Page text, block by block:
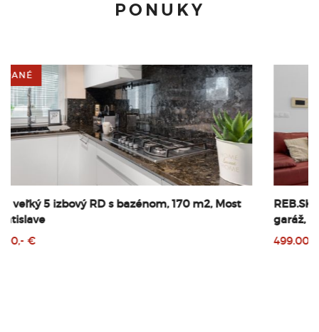
PONUKY
REB.SK, 4 izbový dom, 128 m2, pozemok 686 m2,
garáž, bazén, Miloslavov
499.000,- €